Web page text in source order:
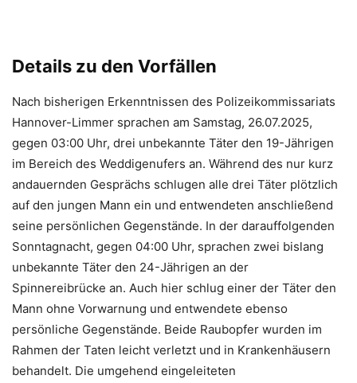
Details zu den Vorfällen
Nach bisherigen Erkenntnissen des Polizeikommissariats
Hannover-Limmer sprachen am Samstag, 26.07.2025,
gegen 03:00 Uhr, drei unbekannte Täter den 19-Jährigen
im Bereich des Weddigenufers an. Während des nur kurz
andauernden Gesprächs schlugen alle drei Täter plötzlich
auf den jungen Mann ein und entwendeten anschließend
seine persönlichen Gegenstände. In der darauffolgenden
Sonntagnacht, gegen 04:00 Uhr, sprachen zwei bislang
unbekannte Täter den 24-Jährigen an der
Spinnereibrücke an. Auch hier schlug einer der Täter den
Mann ohne Vorwarnung und entwendete ebenso
persönliche Gegenstände. Beide Raubopfer wurden im
Rahmen der Taten leicht verletzt und in Krankenhäusern
behandelt. Die umgehend eingeleiteten